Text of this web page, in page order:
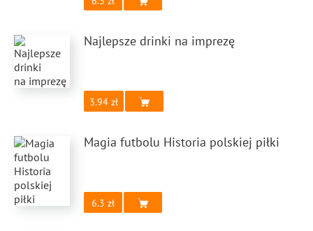
Najlepsze drinki na imprezę
3.94
Magia futbolu Historia polskiej piłki
6.3